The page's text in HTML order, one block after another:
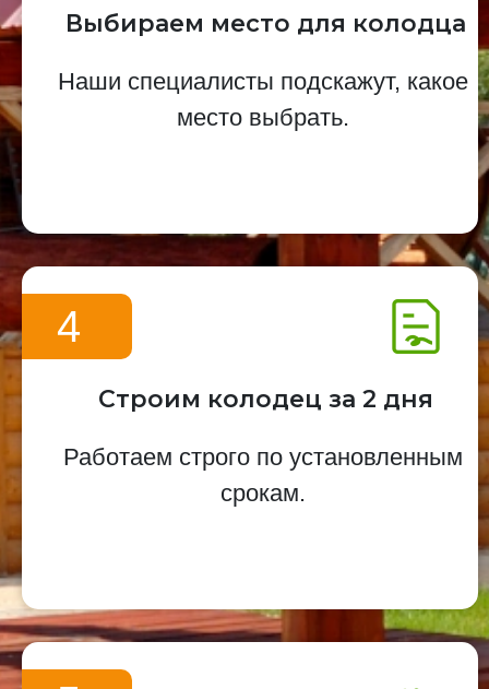
Выбираем место для колодца
Наши специалисты подскажут, какое
место выбрать.
4
Строим колодец за 2 дня
Работаем строго по установленным
срокам.